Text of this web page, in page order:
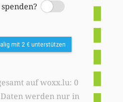
Switch
mit 2 € unterstützen
auf woxx.lu: 0
werden nur in